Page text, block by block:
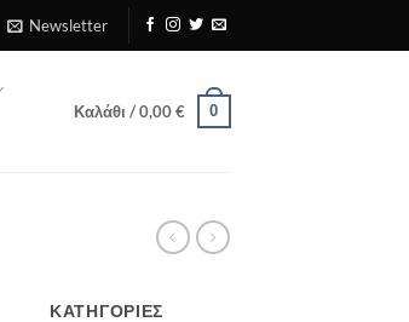
Newsletter
Καλάθι /0,00€ 0
ΚΑΤΗΓΟΡΊΕΣ